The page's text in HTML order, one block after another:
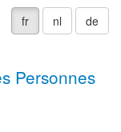
fr nl de
Personnes